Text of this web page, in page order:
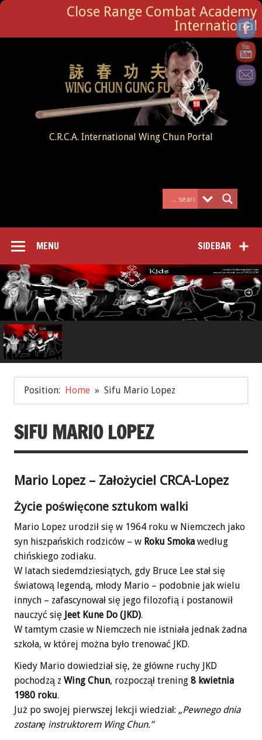
Close Range Combat Academy
International
C.R.C.A. International Wing Chun Portal
SIDEBAR
MENU
Position: Home Sifu Mario Lopez
SIFU MARIO LOPEZ
Mario Lopez – Założyciel CRCA-Lopez
Życie poświęcone sztukom walki
Mario Lopez urodził się w 1964 roku w Niemczech jako
syn hiszpańskich rodziców – w Roku Smoka według
chińskiego zodiaku.
W latach siedemdziesiątych, gdy Bruce Lee stał się
światową legendą, młody Mario – podobnie jak wielu
innych – zafascynował się jego filozofią i postanowił
nauczyć się Jeet Kune Do (JKD).
W tamtym czasie w Niemczech nie istniała jednak żadna
szkoła, w której można było trenować JKD.
Kiedy Mario dowiedział się, że główne ruchy JKD
pochodzą z Wing Chun, rozpoczął trening 8 kwietnia
1980 roku.
Już po swojej pierwszej lekcji wiedział: „Pewnego dnia
zostanę instruktorem Wing Chun.”